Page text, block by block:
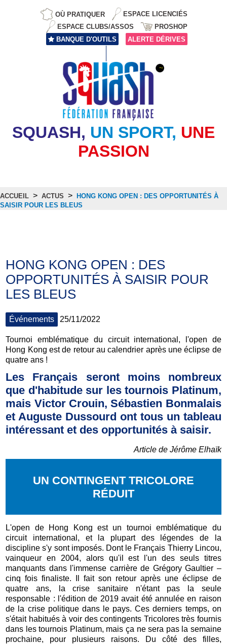
OÙ PRATIQUER
ESPACE LICENCIÉS
ESPACE CLUBS/ASSOS
PROSHOP
BANQUE D'OUTILS
ALERTE DÉRIVES
SQUASH, UN SPORT, UNE
PASSION
ACCUEIL > ACTUS > HONG KONG OPEN : DES OPPORTUNITÉS À
SAISIR POUR LES BLEUS
HONG KONG OPEN : DES
OPPORTUNITÉS À SAISIR POUR
LES BLEUS
Événements 25/11/2022
Tournoi emblématique du circuit international, l'open de
Hong Kong est de retour au calendrier après une éclipse de
quatre ans !
Les Français seront moins nombreux
que d'habitude sur les tournois Platinum,
mais Victor Crouin, Sébastien Bonmalais
et Auguste Dussourd ont tous un tableau
intéressant et des opportunités à saisir.
Article de Jérôme Elhaïk
UN CONTINGENT TRICOLORE
RÉDUIT
L'open de Hong Kong est un tournoi emblématique du
circuit international, et la plupart des légendes de la
discipline s'y sont imposés. Dont le Français Thierry Lincou,
vainqueur en 2004, alors qu'il est l'un des seuls titres
manquants dans l'immense carrière de Grégory Gaultier –
cinq fois finaliste. Il fait son retour après une éclipse de
quatre ans, la crise sanitaire n'étant pas la seule
responsable : l'édition de 2019 avait été annulée en raison
de la crise politique dans le pays. Ces derniers temps, on
s'était habitués à voir des contingents Tricolores très fournis
dans les tournois Platinum, mais ça ne sera pas la semaine
prochaine, pour plusieurs raisons. Du côté des filles,